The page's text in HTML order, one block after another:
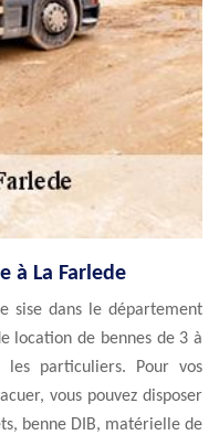
à La Farlede
sise dans le département
location de bennes de 3 à
particuliers. Pour vos
vous pouvez disposer
benne DIB, matérielle de